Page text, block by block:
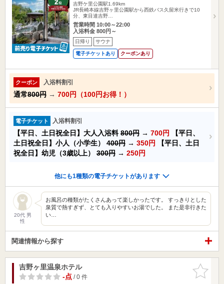
吉野ケ里公園駅1.69km
JR長崎本線吉野ヶ里公園駅から西鉄バス久留米行きで10
分、東目達吉野…
営業時間 10:00～22:00
入浴料金 800円～
日帰り サウナ
電子チケットあり クーポンあり
クーポン 入浴料割引
通常800円 → 700円（100円お得！）
電子チケット 入浴料割引
【平日、土日祝全日】大人入浴料800円 → 700円
【平日、
土日祝全日】小人（小学生） 400円 → 350円
【平日、土日
祝全日】幼児（3歳以上） 300円 → 250円
他にも1種類の電子チケットがあります
20代 男
性
お風呂の種類がたくさんあって楽しかったです。 すっきりとした
泉質で熱すぎず、とても入りやすいお湯でした。 また是非行きた
い…
関連情報から探す
お気に入
りに追加
吉野ヶ里温泉ホテル
-点/ 0 件